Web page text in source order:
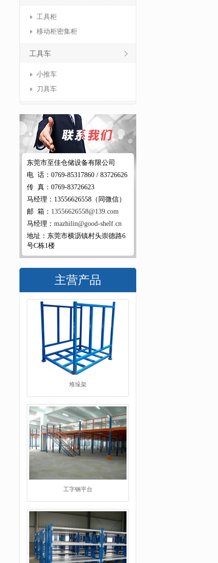
工具柜
移动柜密集柜
工具车
小推车
刀具车
东莞市至佳仓储设备有限公司
电 话：0769-85317860 / 83726626
传 真：0769-83726623
马经理：13556626558（同微信）
邮 箱： 13556626558@139.com
马经理： mazhilin@good-shelf.cn
地址：东莞市横沥镇村头崇德路6
号C栋1楼
主营产品
堆垛架
工字钢平台
仓储货架品牌